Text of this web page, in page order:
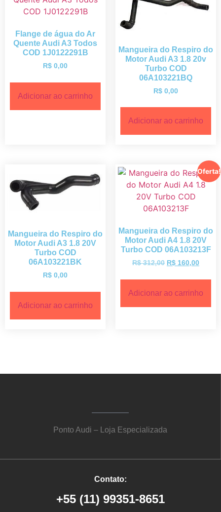
Flange de água do Ar
Quente Audi A3 Todos
COD 1J0122291B
R$ 0,00
Adicionar ao carrinho
Mangueira do Respiro do
Motor Audi A3 1.8 20v
Turbo COD
06A103221BQ
R$ 0,00
Adicionar ao carrinho
Mangueira do Respiro do
Motor Audi A3 1.8 20V
Turbo COD
06A103221BK
R$ 0,00
Adicionar ao carrinho
Oferta!
Mangueira do Respiro do
Motor Audi A4 1.8 20V
Turbo COD 06A103213F
R$312,00 R$ 160,00
Adicionar ao carrinho
Ponto Audi – Loja Especializada
Contato:
+55 (11) 99351-8651